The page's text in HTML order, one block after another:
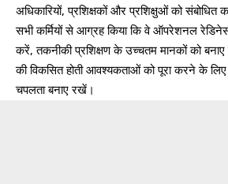
अधिकारियों, प्रशिक्षकों और प्रशिक्षुओं को
सभी कर्मियों से आग्रह किया कि वे ऑपरेशनल
करें, तकनीकी प्रशिक्षण के उच्चतम मानकों को
की विकसित होती आवश्यकताओं को पूरा करने के
चपलता बनाए रखें।